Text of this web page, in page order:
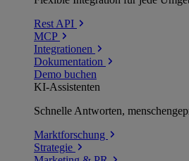
Rest API
MCP
Integrationen
Dokumentation
Demo buchen
KI-Assistenten
Schnelle Antworten,
Marktforschung
Strategie